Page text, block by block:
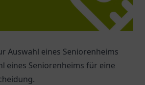
Auswahl eines Seniorenheims
eines Seniorenheims für eine